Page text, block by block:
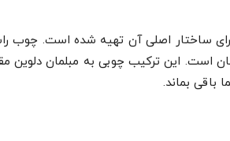
ساختار اصلی آن تهیه شده است. چوب
است. این ترکیب چوبی به مبلمان دلوین
بماند.